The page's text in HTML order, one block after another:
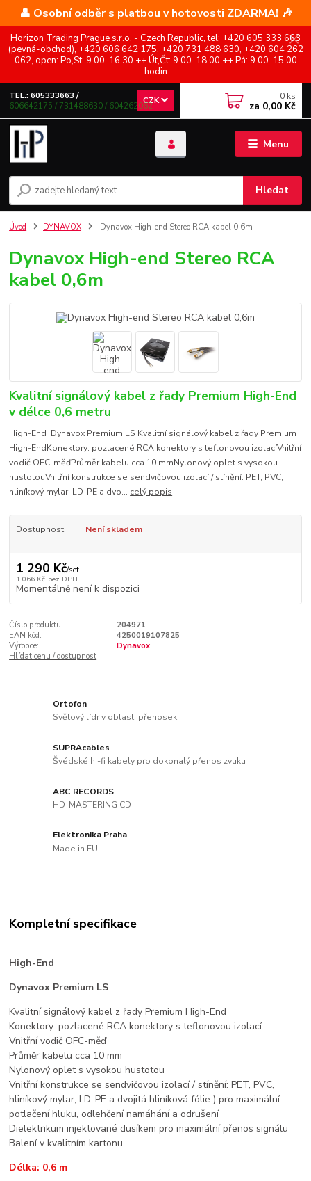
👤 Osobní odběr s platbou v hotovosti ZDARMA! 🎶
Horizon Trading Prague s.r.o. - Czech Republic, tel: +420 605 333 663
(pevná-obchod), +420 606 642 175, +420 731 488 630, +420 604 262
062, open: Po,St: 9.00-16.30 ++ Út,Čt: 9.00-18.00 ++ Pá: 9.00-15.00
hodin
Menu
CZK
Hledat
TEL.: 605333663 /
606642175 / 731488630 / 604262062
0 ks
za 0,00 Kč
Úvod DYNAVOX Dynavox High-end Stereo RCA kabel 0,6m
Dynavox High-end Stereo RCA
kabel 0,6m
Kvalitní signálový kabel z řady Premium High-End
v délce 0,6 metru
High-End Dynavox Premium LS Kvalitní signálový kabel z řady Premium
High-EndKonektory: pozlacené RCA konektory s teflonovou izolacíVnitřní
vodič OFC-měďPrůměr kabelu cca 10 mmNylonový oplet s vysokou
hustotouVnitřní konstrukce se sendvičovou izolací / stínění: PET, PVC,
hliníkový mylar, LD-PE a dvo... celý popis
Dostupnost Není skladem
1 290 Kč/set
1 066 Kč bez DPH
Momentálně není k dispozici
Číslo produktu:
204971
EAN kód:
4250019107825
Výrobce:
Dynavox
Hlídat cenu / dostupnost
Ortofon
Světový lídr v oblasti přenosek
SUPRAcables
Švédské hi-fi kabely pro dokonalý přenos zvuku
ABC RECORDS
HD-MASTERING CD
Elektronika Praha
Made in EU
Kompletní specifikace
High-End
Dynavox Premium LS
Kvalitní signálový kabel z řady Premium High-End
Konektory: pozlacené RCA konektory s teflonovou izolací
Vnitřní vodič OFC-měď
Průměr kabelu cca 10 mm
Nylonový oplet s vysokou hustotou
Vnitřní konstrukce se sendvičovou izolací / stínění: PET, PVC,
hliníkový mylar, LD-PE a dvojitá hliníková fólie ) pro maximální
potlačení hluku, odlehčení namáhání a odrušení
Dielektrikum injektované dusíkem pro maximální přenos signálu
Balení v kvalitním kartonu
Délka: 0,6 m